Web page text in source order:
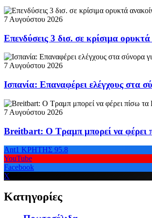
7 Αυγούστου 2026
Επενδύσεις 3 δισ. σε κρίσιμα
7 Αυγούστου 2026
Ισπανία: Επαναφέρει ελέγχους στα
7 Αυγούστου 2026
Breitbart: Ο Τραμπ μπορεί να φέρει
Ant1 ΚΡΗΤΗΣ 95.8
YouTube
Facebook
X
Κατηγορίες